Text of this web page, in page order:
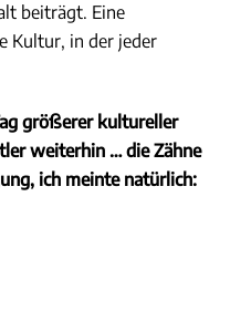
beiträgt. Eine
Kultur, in der jeder
größerer kultureller
weiterhin … die Zähne
ich meinte natürlich: